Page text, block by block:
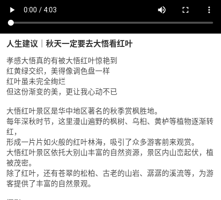
人生建议｜秋天一定要去大悟看红叶
孝感大悟真的有被大悟红叶惊艳到
红黄绿交织，美得像调色盘一样
红叶虽未完全绚烂
但这份渐变的美，更让我心动不已
大悟红叶景区是华中地区著名的秋季赏枫胜地。
每年深秋时节，这里漫山遍野的枫树、乌桕、黄栌等植物逐渐转
红，
形成一片片如火般的红叶林海，吸引了众多游客前来观赏。
大悟红叶景区依托大别山丰富的自然资源，景区内山峦起伏，植
被茂密。
除了红叶，还有苍翠的松柏、古老的山岩、潺潺的溪流等，为游
客提供了丰富的自然景观。